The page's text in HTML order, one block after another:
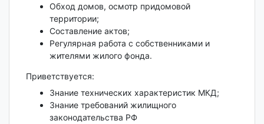
Обход домов, осмотр придомовой
территории;
Составление актов;
Регулярная работа с собственниками и
жителями жилого фонда.
Приветствуется:
Знание технических характеристик МКД;
Знание требований жилищного
законодательства РФ